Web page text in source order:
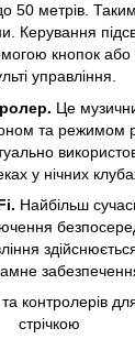
до 50 метрів.
Керування
кнопок або
управління.
Це
та режимом
у нічних
Найбільш